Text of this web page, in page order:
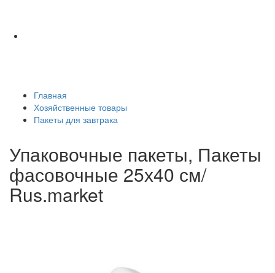
Главная
Хозяйственные товары
Пакеты для завтрака
Упаковочные пакеты, Пакеты
фасовочные 25х40 см/
Rus.market